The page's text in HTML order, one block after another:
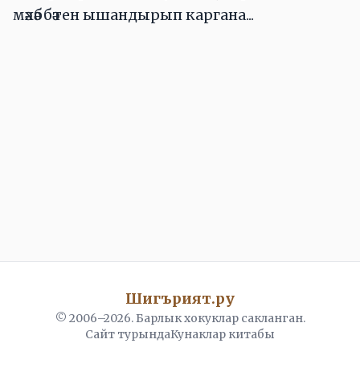
мәхәббәтен ышандырып каргана...
Шигърият.ру
© 2006–2026. Барлык хокуклар сакланган.
Сайт турындаКунаклар китабы